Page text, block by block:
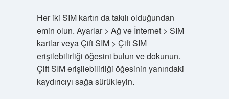
Her iki SIM kartın da takılı olduğundan
emin olun. Ayarlar > Ağ ve İnternet > SIM
kartlar veya Çift SIM > Çift SIM
erişilebilirliği öğesini bulun ve dokunun.
Çift SIM erişilebilirliği öğesinin yanındaki
kaydırıcıyı sağa sürükleyin.